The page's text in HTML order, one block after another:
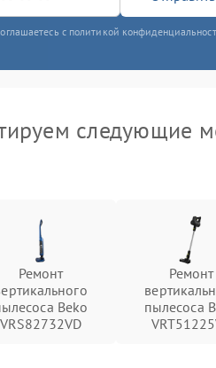
с политикой
следующие
Ремонт
Beko
VRS82732VD
Ремонт
пылесоса